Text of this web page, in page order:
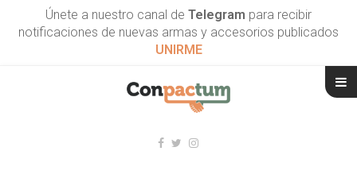
Únete a nuestro canal de Telegram para recibir
notificaciones de nuevas armas y accesorios publicados
UNIRME